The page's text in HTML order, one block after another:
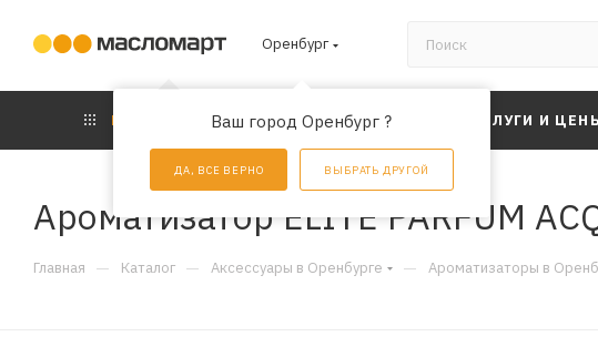
Оренбург
Ваш город Оренбург ?
ДА, ВСЕ ВЕРНО ВЫБРАТЬ ДРУГОЙ
КАТАЛОГ АКЦИИ УСЛУГИ И
Ароматизатор ELITE PARFUM
Главная — Каталог — Аксессуары в Оренбурге — Ароматизаторы в